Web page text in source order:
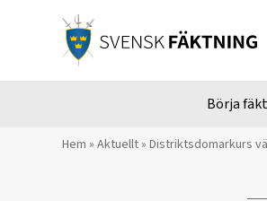
Börja
Hem » Aktuellt» Distriktsdomarkurs